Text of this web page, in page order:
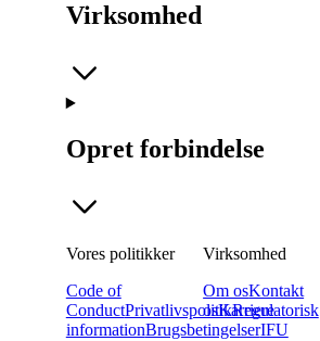
Virksomhed
Opret forbindelse
Vores politikker
Code of
ConductPrivatlivspolitikRegulatorisk
informationBrugsbetingelserIFU
Virksomhed
Om osKontakt
osKarriere